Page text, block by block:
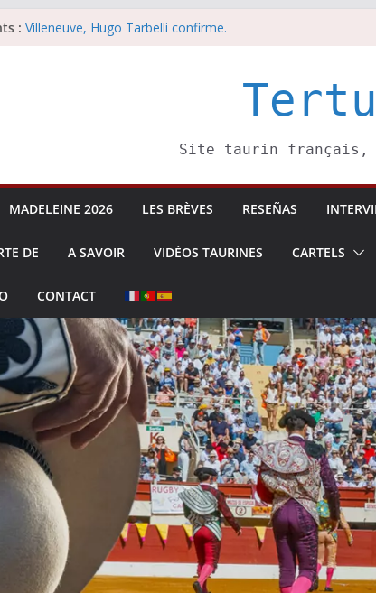
: Villeneuve, Hugo Tarbelli confirme.
Site taurin français,
MADELEINE 2026 LES BRÈVES RESEÑAS
DE A SAVOIR VIDÉOS TAURINES CARTELS
CONTACT